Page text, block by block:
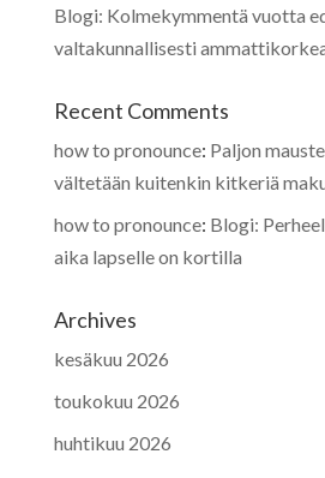
Blogi: Kolmekymmentä vuotta
valtakunnallisesti
Recent Comments
how to pronounce: Paljon
vältetään kuitenkin kitkeriä
how to pronounce: Blogi:
aika lapselle on kortilla
Archives
kesäkuu 2026
toukokuu 2026
huhtikuu 2026